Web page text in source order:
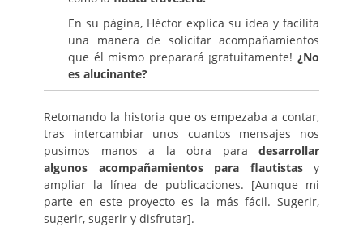
En su página, Héctor explica su idea y facilita
una manera de solicitar acompañamientos
que él mismo preparará ¡gratuitamente! ¿No
es alucinante?
Retomando la historia que os empezaba a contar,
tras intercambiar unos cuantos mensajes nos
pusimos manos a la obra para desarrollar
algunos acompañamientos para flautistasy
ampliar la línea de publicaciones. [Aunque mi
parte en este proyecto es la más fácil. Sugerir,
sugerir, sugerir y disfrutar].